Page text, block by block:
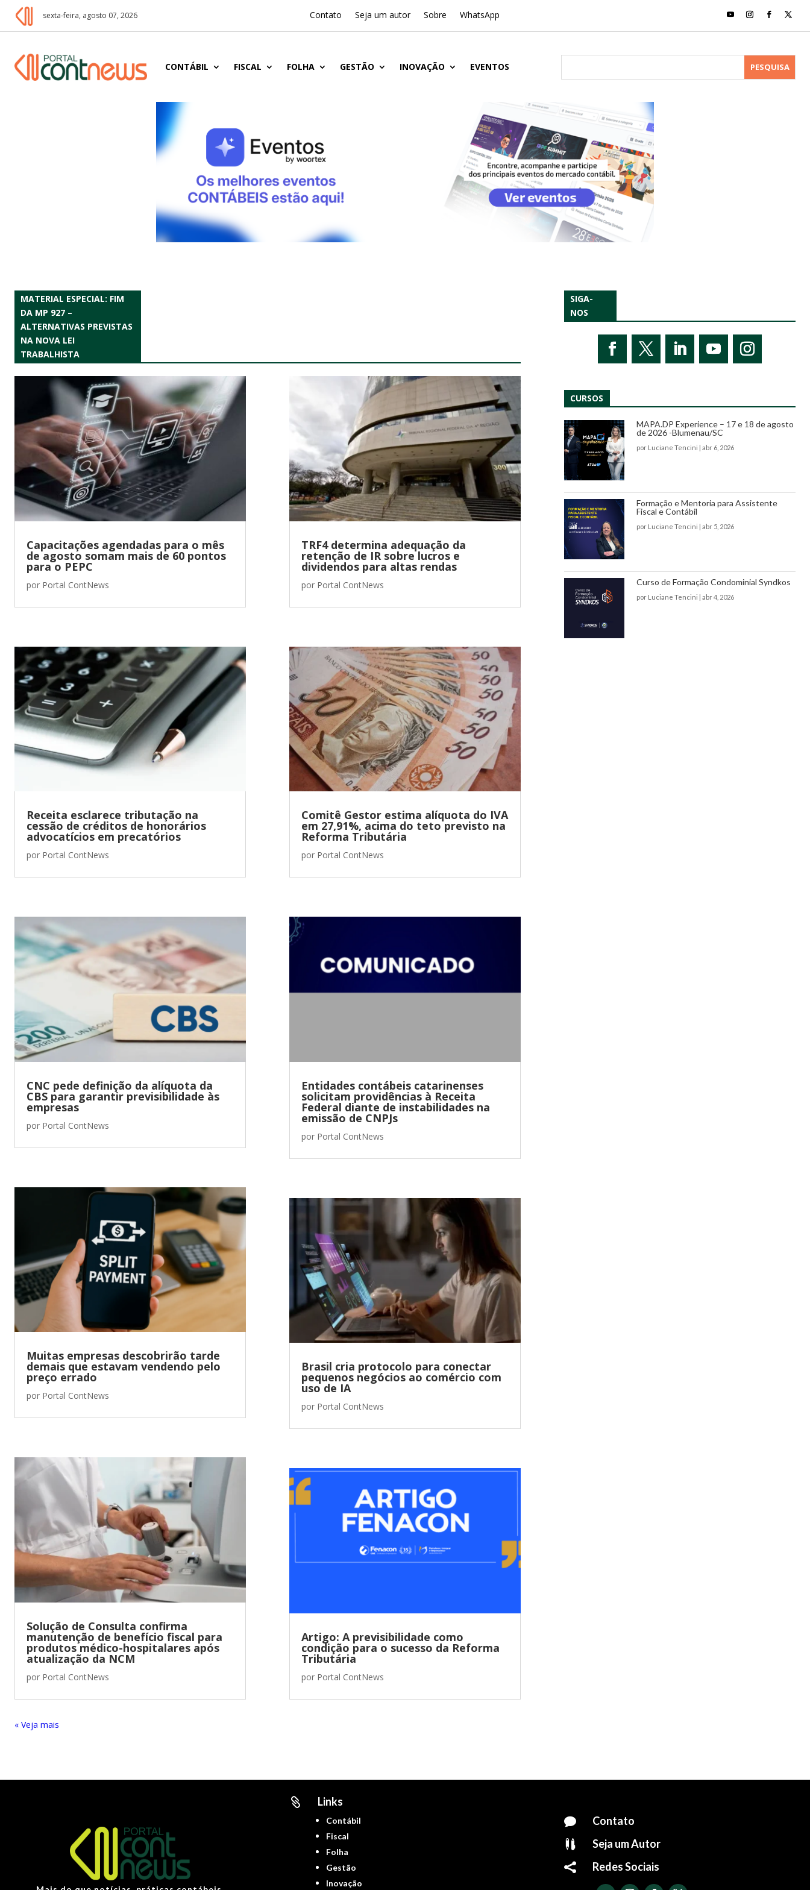
sexta-feira, agosto 07, 2026 Contato Seja um autor Sobre WhatsApp
CONTÁBIL FISCAL FOLHA GESTÃO INOVAÇÃO EVENTOS
MATERIAL ESPECIAL: FIM
DA MP 927 –
ALTERNATIVAS PREVISTAS
NA NOVA LEI
TRABALHISTA
Capacitações agendadas para o mês
de agosto somam mais de 60 pontos
para o PEPC
por Portal ContNews
Receita esclarece tributação na
cessão de créditos de honorários
advocatícios em precatórios
por Portal ContNews
CNC pede definição da alíquota da
CBS para garantir previsibilidade às
empresas
por Portal ContNews
Muitas empresas descobrirão tarde
demais que estavam vendendo pelo
preço errado
por Portal ContNews
Solução de Consulta confirma
manutenção de benefício fiscal para
produtos médico-hospitalares após
atualização da NCM
por Portal ContNews
TRF4 determina adequação da
retenção de IR sobre lucros e
dividendos para altas rendas
por Portal ContNews
Comitê Gestor estima alíquota do IVA
em 27,91%, acima do teto previsto na
Reforma Tributária
por Portal ContNews
Entidades contábeis catarinenses
solicitam providências à Receita
Federal diante de instabilidades na
emissão de CNPJs
por Portal ContNews
Brasil cria protocolo para conectar
pequenos negócios ao comércio com
uso de IA
por Portal ContNews
Artigo: A previsibilidade como
condição para o sucesso da Reforma
Tributária
por Portal ContNews
« Entradas Antigas
SIGA-
NOS
CURSOS
MAPA.DP Experience – 17 e 18 de agosto
de 2026 -Blumenau/SC
por Luciane Tencini | abr 6, 2026
Formação e Mentoria para Assistente
Fiscal e Contábil
por Luciane Tencini | abr 5, 2026
Curso de Formação Condominial Syndkos
por Luciane Tencini | abr 4, 2026
 Links
Contábil
Fiscal
Folha
Gestão
Inovação
 Contato
 Seja um Autor
 Redes Sociais